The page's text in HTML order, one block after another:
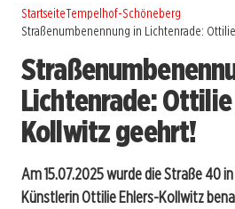
StartseiteTempelhof-Schöneberg
Straßenumbenennung in Lichtenrade:
Lichtenrade:
Kollwitz geehrt!
Am 15.07.2025 wurde die Straße 40
Künstlerin Ottilie Ehlers-Kollwitz